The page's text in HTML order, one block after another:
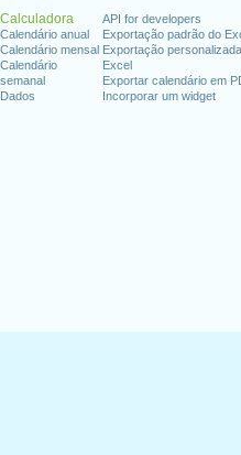
Calculadora
Calendário anual
Calendário mensal
Calendário
semanal
Dados
API for developers
Exportação padrão do
Exportação
Excel
Exportar calendário em
Incorporar um widget